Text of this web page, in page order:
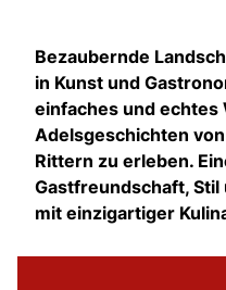
Bezaubernde
in Kunst und
einfaches und echtes
Adelsgeschichten
Rittern zu erleben.
Gastfreundschaft,
mit einzigartiger